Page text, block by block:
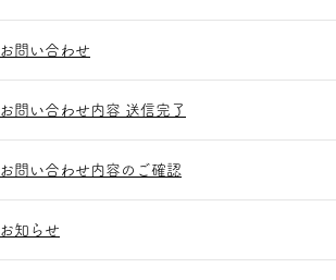
お問い合わせ
お問い合わせ内容 送信完了
お問い合わせ内容のご確認
お知らせ